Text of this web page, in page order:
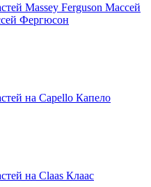
Massey Ferguson Массей
Фергюсон
на Capello Капело
на Claas Клаас